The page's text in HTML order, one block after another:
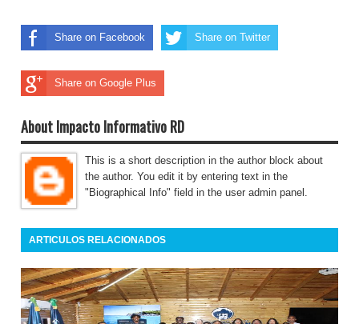
Share on Facebook Share on Twitter
Share on Google Plus
About Impacto Informativo RD
This is a short description in the author block about
the author. You edit it by entering text in the
"Biographical Info" field in the user admin panel.
ARTICULOS RELACIONADOS